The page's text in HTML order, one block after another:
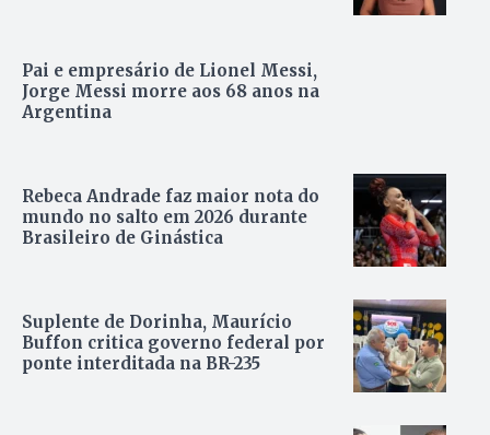
Pai e empresário de Lionel Messi,
Jorge Messi morre aos 68 anos na
Argentina
Rebeca Andrade faz maior nota do
mundo no salto em 2026 durante
Brasileiro de Ginástica
Suplente de Dorinha, Maurício
Buffon critica governo federal por
ponte interditada na BR-235